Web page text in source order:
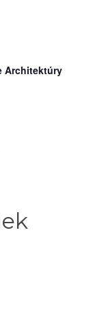
Architektúry